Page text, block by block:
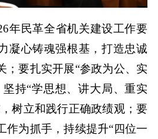
年民革全省机关建设工作要
凝心铸魂强根基，打造忠诚
；要扎实开展“参政为公、实
持“学思想、讲大局、重实
树立和践行正确政绩观；要
作为抓手，持续提升“四位一